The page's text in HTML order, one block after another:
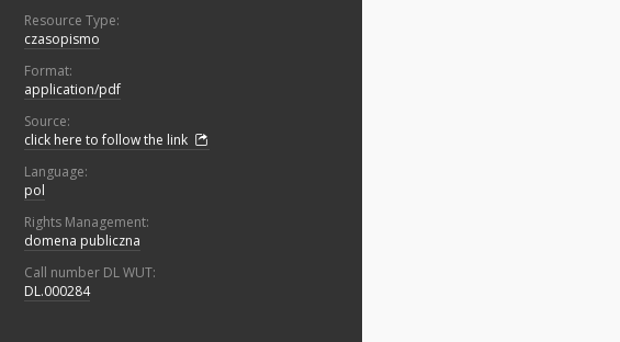
Resource Type:
czasopismo
Format:
application/pdf
Source:
click here to follow the link
Language:
pol
Rights Management:
domena publiczna
Call number DL WUT:
DL.000284